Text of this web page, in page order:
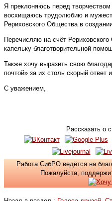
Я преклоняюсь перед
восхищаюсь трудолюбию и
Рериховского Общества в
Перечисляю на счёт
капельку благотворительной
Также хочу выразить свою
почтой» за их столь скорый ответ
С уважением,
Рассказать о
Работа СибРО ведётся на
Пожалуйста,